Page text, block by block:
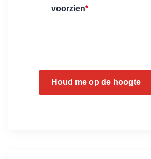
voorzien*
Houd me op de hoogte